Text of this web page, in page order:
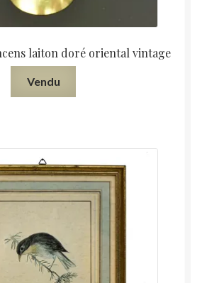
laiton doré oriental vintage
Vendu